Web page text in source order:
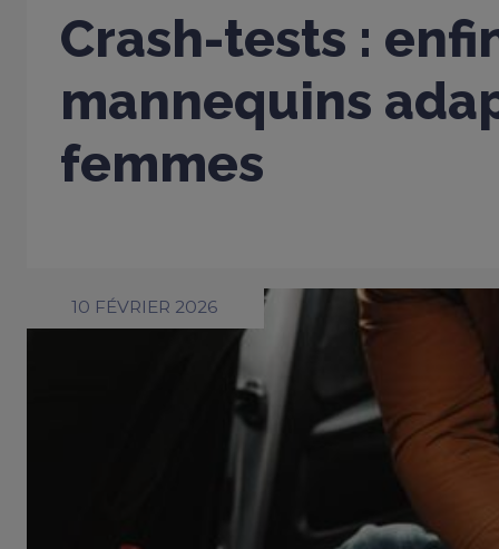
Crash-tests :
mannequins
femmes
10 FÉVRIER 2026